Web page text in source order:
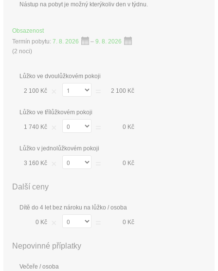
Nástup na pobyt je možný kterýkoliv den v týdnu.
Obsazenost
Termín pobytu: 7. 8. 2026 – 9. 8. 2026
(2 noci)
Lůžko ve dvoulůžkovém pokoji
2 100 Kč 2 100 Kč
Lůžko ve třílůžkovém pokoji
1 740 Kč 0 Kč
Lůžko v jednolůžkovém pokoji
3 160 Kč 0 Kč
Další ceny
Dítě do 4 let bez nároku na lůžko / osoba
0 Kč 0 Kč
Nepovinné příplatky
Večeře / osoba